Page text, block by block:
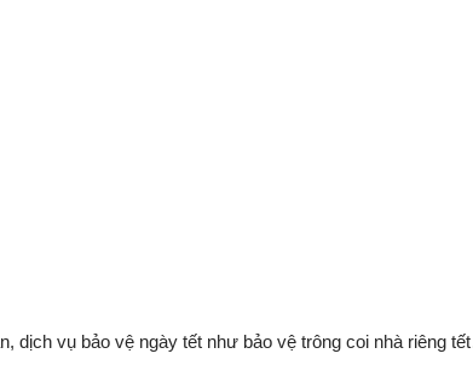
dịch vụ bảo vệ ngày tết như bảo vệ trông coi nhà riêng